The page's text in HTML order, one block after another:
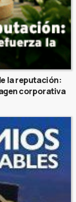
la reputación:
corporativa